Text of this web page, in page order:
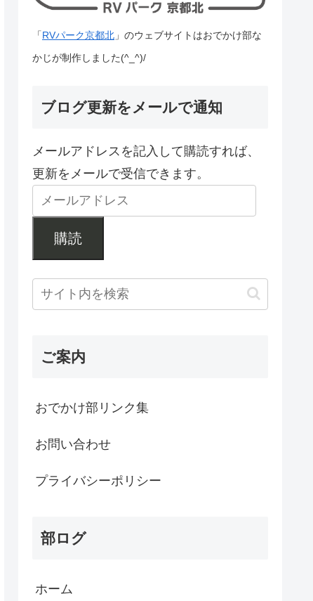
「RVパーク京都北 」のウェブサイトはおでかけ部な
かじが制作しました(^_^)/
ブログ更新をメールで通知
メールアドレスを記入して購読すれば、
更新をメールで受信できます。
購読
ご案内
おでかけ部リンク集
お問い合わせ
プライバシーポリシー
部ログ
ホーム